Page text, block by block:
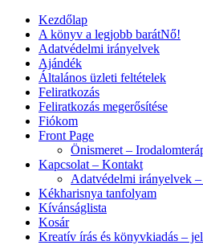
Kezdőlap
A könyv a legjobb barátNő!
Adatvédelmi irányelvek
Ajándék
Általános üzleti feltételek
Feliratkozás
Feliratkozás megerősítése
Fiókom
Front Page
Önismeret –
Kapcsolat – Kontakt
Adatvédelmi irányelvek
Kékharisnya tanfolyam
Kívánságlista
Kosár
Kreatív írás és könyvkiadás –